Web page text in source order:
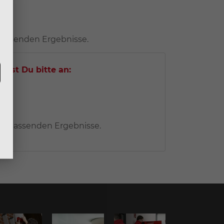
Ergebnisse.
Du bitte an:
passenden Ergebnisse.